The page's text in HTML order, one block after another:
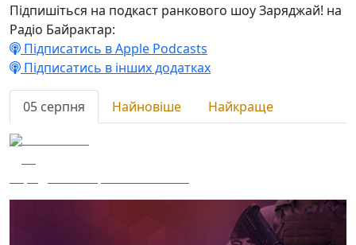
Підпишіться на подкаст ранкового шоу Заряджай! на
Радіо Байрактар:
Підписатись в Apple Podcasts
Підписатись в інших додатках
05 серпня Найновіше
Найкраще